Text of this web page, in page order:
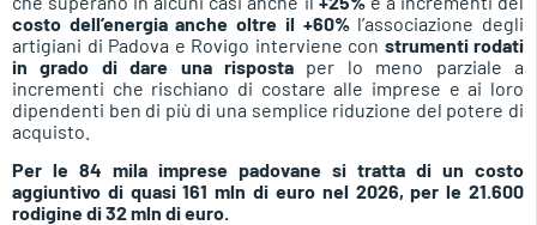
costo dell’energia anche oltre il +60%l’associazione degli
artigiani di Padova e Rovigo interviene con strumenti rodati
in grado di dare una risposta per lo meno parziale a
incrementi che rischiano di costare alle imprese e ai loro
dipendenti ben di più di una semplice riduzione del potere di
acquisto.
Per le 84 mila imprese padovane si tratta di un costo
aggiuntivo di quasi 161 mln di euro nel 2026, per le 21.600
rodigine di 32 mln di euro.